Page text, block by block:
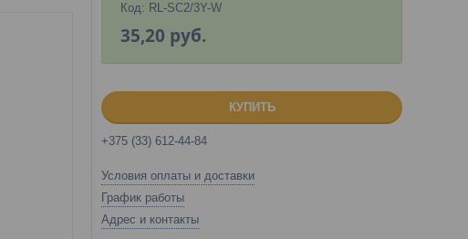
Код: RL-SC2/3Y-W
35,20 руб.
КУПИТЬ
+375 (33) 612-44-84
Условия оплаты и доставки
График работы
Адрес и контакты